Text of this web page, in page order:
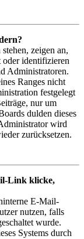
zeigen an,
oder identifizieren
Administratoren.
Ranges nicht
festgelegt
nur um
dulden dieses
wird
zurücksetzen.
Link klicke,
E-Mail-
nutzen, falls
wurde.
Systems durch